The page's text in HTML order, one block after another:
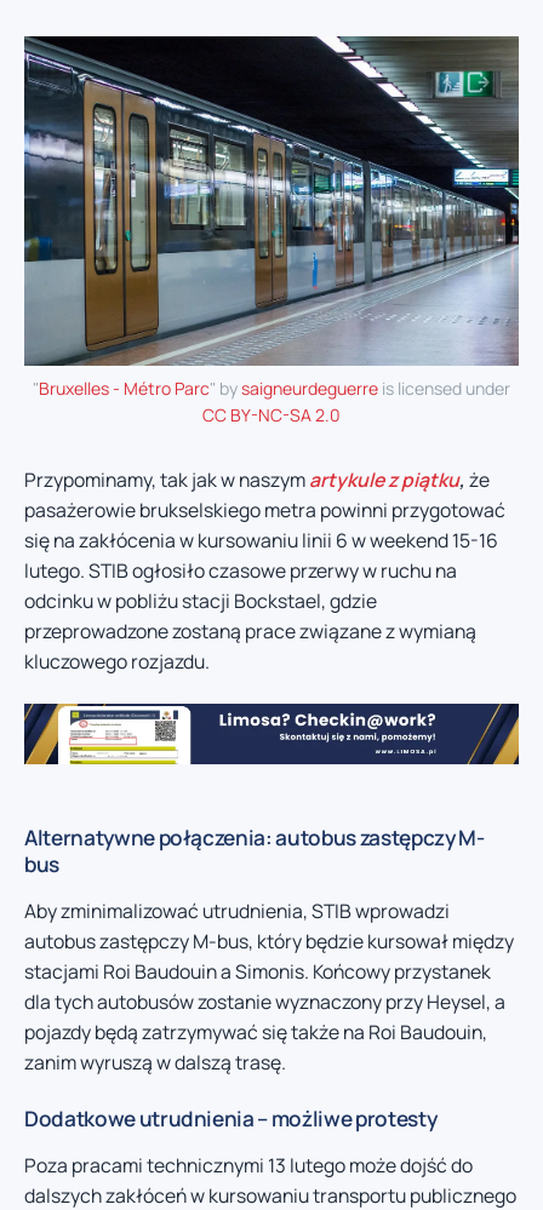
"Bruxelles - Métro Parc" bysaigneurdeguerre is licensed under
CC BY-NC-SA 2.0
Przypominamy, tak jak w naszymartykule z piątku, że
pasażerowie brukselskiego metra powinni przygotować
się na zakłócenia w kursowaniu linii 6 w weekend 15-16
lutego. STIB ogłosiło czasowe przerwy w ruchu na
odcinku w pobliżu stacji Bockstael, gdzie
przeprowadzone zostaną prace związane z wymianą
kluczowego rozjazdu.
Alternatywne połączenia: autobus zastępczy M-
bus
Aby zminimalizować utrudnienia, STIB wprowadzi
autobus zastępczy M-bus, który będzie kursował między
stacjami Roi Baudouin a Simonis. Końcowy przystanek
dla tych autobusów zostanie wyznaczony przy Heysel, a
pojazdy będą zatrzymywać się także na Roi Baudouin,
zanim wyruszą w dalszą trasę.
Dodatkowe utrudnienia – możliwe protesty
Poza pracami technicznymi 13 lutego może dojść do
dalszych zakłóceń w kursowaniu transportu publicznego